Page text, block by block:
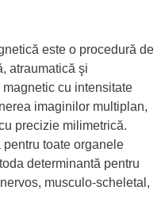
este o procedură de
atraumatică şi
cu intensitate
imaginilor multiplan,
precizie milimetrică.
toate organele
determinantă pentru
musculo-scheletal,